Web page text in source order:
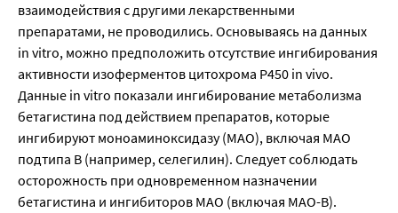
взаимодействия с другими лекарственными
препаратами, не проводились. Основываясь на данных
in vitro, можно предположить отсутствие ингибирования
активности изоферментов цитохрома Р450 in vivo.
Данные in vitro показали ингибирование метаболизма
бетагистина под действием препаратов, которые
ингибируют моноаминоксидазу (МАО), включая МАО
подтипа В (например, селегилин). Следует соблюдать
осторожность при одновременном назначении
бетагистина и ингибиторов МАО (включая МАО-В).